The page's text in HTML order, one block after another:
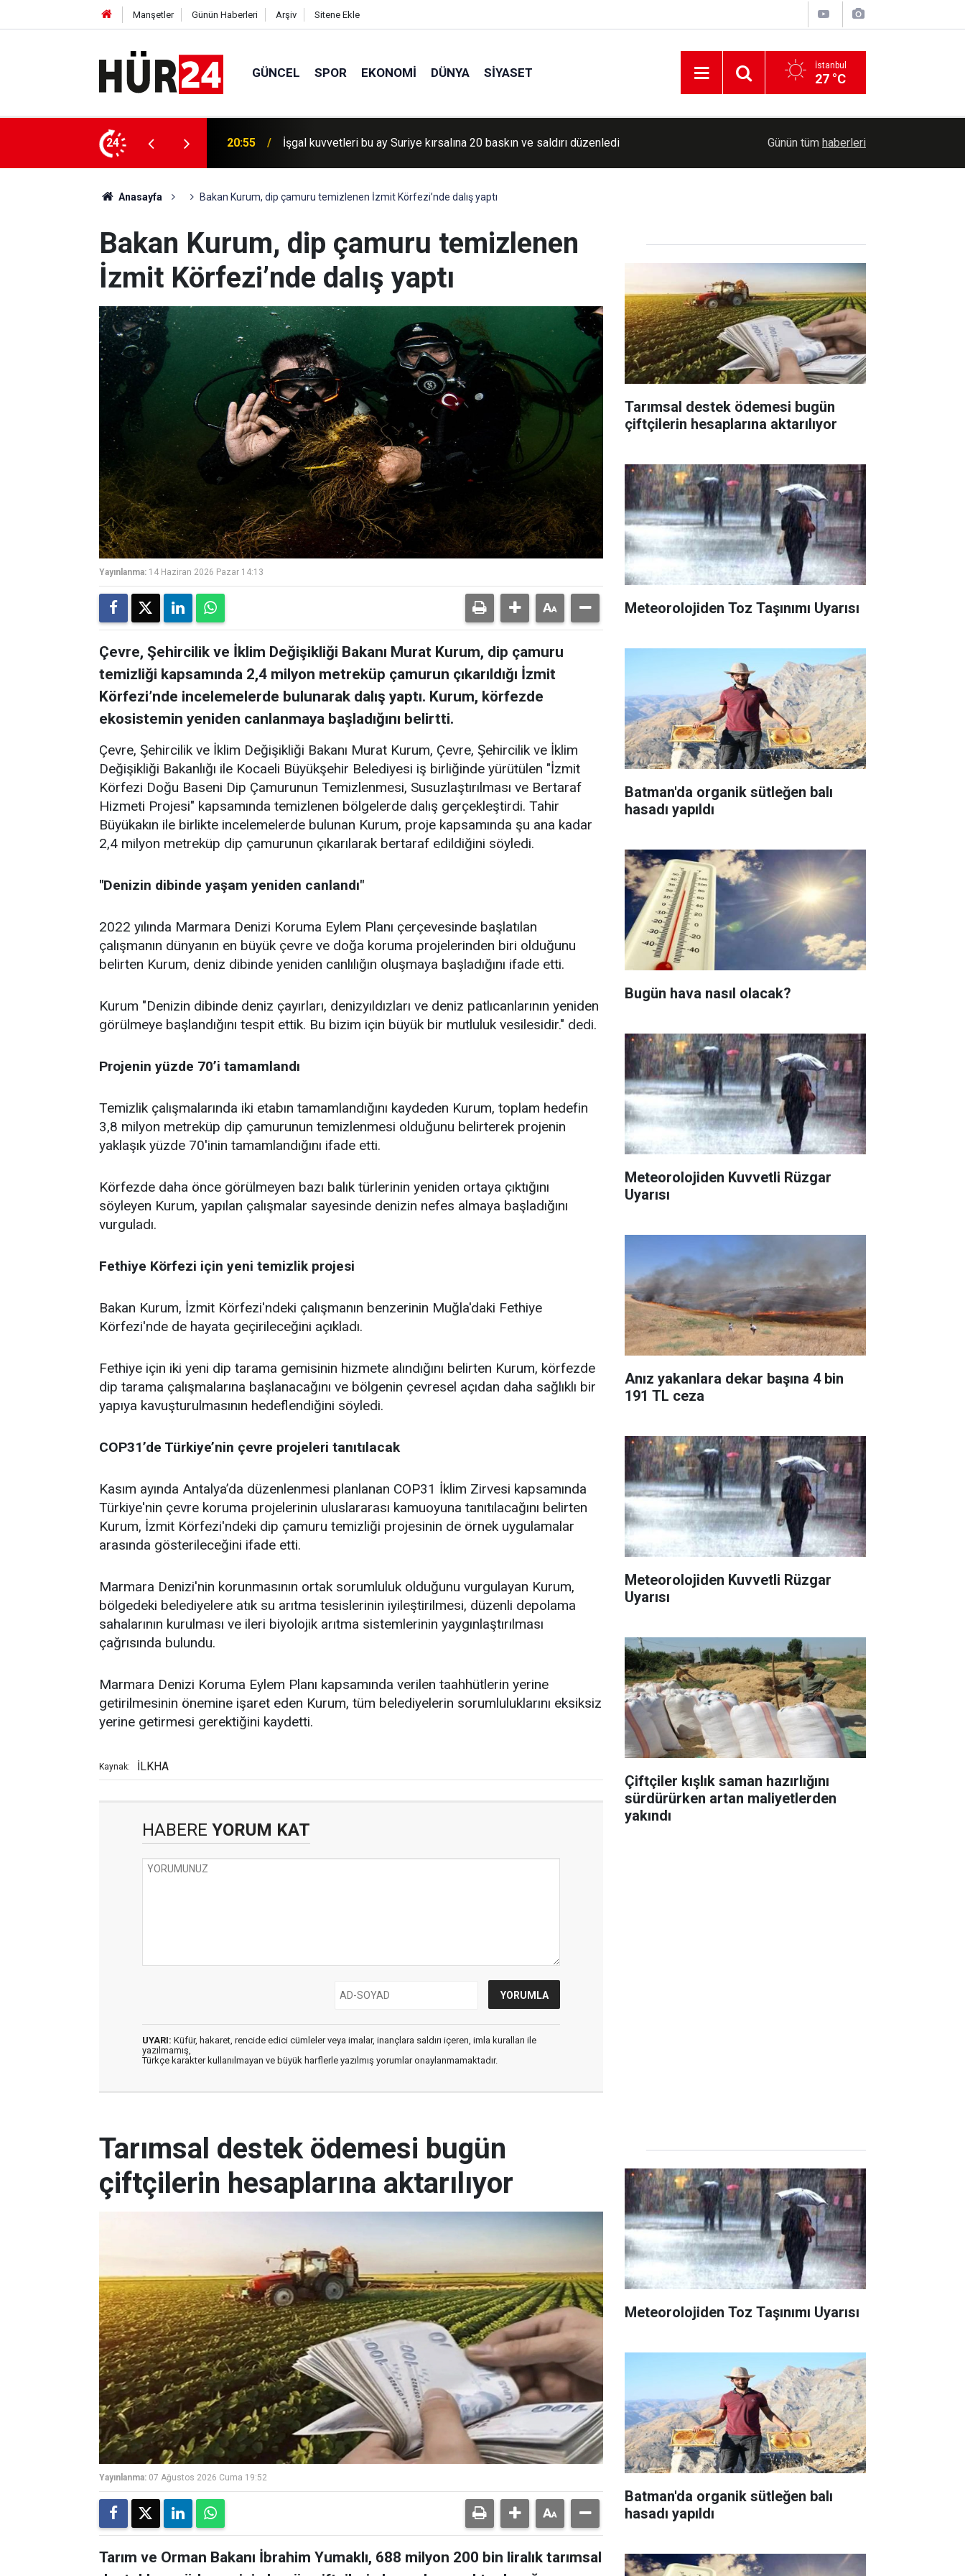
Manşetler Günün Haberleri Arşiv Sitene Ekle
GÜNCEL SPOR EKONOMI DÜNYA SIYASET İstanbul
27 °C
24
20 baskın ve saldırı düzenledi 20:30 İşgal kuvvetleri Lübnan'da saldırılarını sürdürdü Tarımsal destek ödemesi bugün çiftçilerin
Günün tüm haberleri
Anasayfa Bakan Kurum, dip çamuru temizlenen İzmit Körfezi’nde dalış yaptı
Bakan Kurum, dip çamuru temizlenen
İzmit Körfezi’nde dalış yaptı
Yayınlanma: 14 Haziran 2026 Pazar 14:13
Çevre, Şehircilik ve İklim Değişikliği Bakanı Murat Kurum, dip çamuru
temizliği kapsamında 2,4 milyon metreküp çamurun çıkarıldığı İzmit
Körfezi’nde incelemelerde bulunarak dalış yaptı. Kurum, körfezde
ekosistemin yeniden canlanmaya başladığını belirtti.
Çevre, Şehircilik ve İklim Değişikliği Bakanı Murat Kurum, Çevre, Şehircilik ve İklim
Değişikliği Bakanlığı ile Kocaeli Büyükşehir Belediyesi iş birliğinde yürütülen "İzmit
Körfezi Doğu Baseni Dip Çamurunun Temizlenmesi, Susuzlaştırılması ve Bertaraf
Hizmeti Projesi" kapsamında temizlenen bölgelerde dalış gerçekleştirdi. Tahir
Büyükakın ile birlikte incelemelerde bulunan Kurum, proje kapsamında şu ana kadar
2,4 milyon metreküp dip çamurunun çıkarılarak bertaraf edildiğini söyledi.
"Denizin dibinde yaşam yeniden canlandı"
2022 yılında Marmara Denizi Koruma Eylem Planı çerçevesinde başlatılan
çalışmanın dünyanın en büyük çevre ve doğa koruma projelerinden biri olduğunu
belirten Kurum, deniz dibinde yeniden canlılığın oluşmaya başladığını ifade etti.
Kurum "Denizin dibinde deniz çayırları, denizyıldızları ve deniz patlıcanlarının yeniden
görülmeye başlandığını tespit ettik. Bu bizim için büyük bir mutluluk vesilesidir." dedi.
Projenin yüzde 70’i tamamlandı
Temizlik çalışmalarında iki etabın tamamlandığını kaydeden Kurum, toplam hedefin
3,8 milyon metreküp dip çamurunun temizlenmesi olduğunu belirterek projenin
yaklaşık yüzde 70'inin tamamlandığını ifade etti.
Körfezde daha önce görülmeyen bazı balık türlerinin yeniden ortaya çıktığını
söyleyen Kurum, yapılan çalışmalar sayesinde denizin nefes almaya başladığını
vurguladı.
Fethiye Körfezi için yeni temizlik projesi
Bakan Kurum, İzmit Körfezi'ndeki çalışmanın benzerinin Muğla'daki Fethiye
Körfezi'nde de hayata geçirileceğini açıkladı.
Fethiye için iki yeni dip tarama gemisinin hizmete alındığını belirten Kurum, körfezde
dip tarama çalışmalarına başlanacağını ve bölgenin çevresel açıdan daha sağlıklı bir
yapıya kavuşturulmasının hedeflendiğini söyledi.
COP31’de Türkiye’nin çevre projeleri tanıtılacak
Kasım ayında Antalya’da düzenlenmesi planlanan COP31 İklim Zirvesi kapsamında
Türkiye'nin çevre koruma projelerinin uluslararası kamuoyuna tanıtılacağını belirten
Kurum, İzmit Körfezi'ndeki dip çamuru temizliği projesinin de örnek uygulamalar
arasında gösterileceğini ifade etti.
Marmara Denizi'nin korunmasının ortak sorumluluk olduğunu vurgulayan Kurum,
bölgedeki belediyelere atık su arıtma tesislerinin iyileştirilmesi, düzenli depolama
sahalarının kurulması ve ileri biyolojik arıtma sistemlerinin yaygınlaştırılması
çağrısında bulundu.
Marmara Denizi Koruma Eylem Planı kapsamında verilen taahhütlerin yerine
getirilmesinin önemine işaret eden Kurum, tüm belediyelerin sorumluluklarını eksiksiz
yerine getirmesi gerektiğini kaydetti.
Kaynak: İLKHA
HABERE YORUM KAT
UYARI: Küfür, hakaret, rencide edici cümleler veya imalar, inançlara saldırı içeren, imla kuralları ile
yazılmamış,
Türkçe karakter kullanılmayan ve büyük harflerle yazılmış yorumlar onaylanmamaktadır.
Tarımsal destek ödemesi bugün
çiftçilerin hesaplarına aktarılıyor
Meteorolojiden Toz Taşınımı Uyarısı
Batman'da organik sütleğen balı
hasadı yapıldı
Bugün hava nasıl olacak?
Meteorolojiden Kuvvetli Rüzgar
Uyarısı
Anız yakanlara dekar başına 4 bin
191 TL ceza
Meteorolojiden Kuvvetli Rüzgar
Uyarısı
Çiftçiler kışlık saman hazırlığını
sürdürürken artan maliyetlerden
yakındı
Tarımsal destek ödemesi bugün
çiftçilerin hesaplarına aktarılıyor
Yayınlanma: 07 Ağustos 2026 Cuma 19:52
Tarım ve Orman Bakanı İbrahim Yumaklı, 688 milyon 200 bin liralık tarımsal
Meteorolojiden Toz Taşınımı Uyarısı
Batman'da organik sütleğen balı
hasadı yapıldı